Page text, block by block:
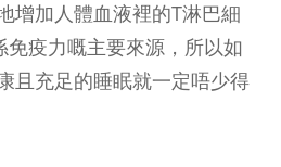
增加人體血液裡的T淋巴細
疫力嘅主要來源，所以如
且充足的睡眠就一定唔少得